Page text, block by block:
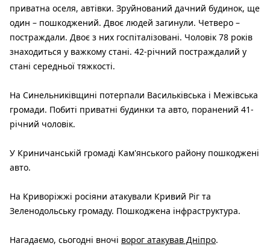
приватна оселя, автівки. Зруйнований дачний будинок, ще
один – пошкоджений. Двоє людей загинули. Четверо –
постраждали. Двоє з них госпіталізовані. Чоловік 78 років
знаходиться у важкому стані. 42-річний постраждалий у
стані середньої тяжкості.
На Синельниківщині потерпали Васильківська і Межівська
громади. Побиті приватні будинки та авто, поранений 41-
річний чоловік.
У Криничанській громаді Кам'янського району пошкоджені
авто.
На Криворіжжі росіяни атакували Кривий Ріг та
Зеленодольську громаду. Пошкоджена інфраструктура.
Нагадаємо, сьогодні вночі ворог атакував Дніпро.